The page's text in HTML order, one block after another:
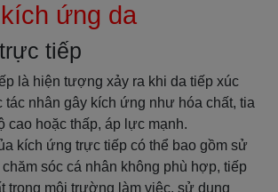
ứng da
tiếp
là hiện tượng xảy ra khi da tiếp xúc
tác nhân gây kích ứng như hóa chất, tia
cao hoặc thấp, áp lực mạnh.
kích ứng trực tiếp có thể bao gồm sử
sóc cá nhân không phù hợp, tiếp
trong môi trường làm việc, sử dụng